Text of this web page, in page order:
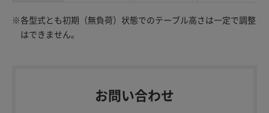
※各型式とも初期（無負荷）状態でのテーブル高さは一定で調整
はできません。
お問い合わせ